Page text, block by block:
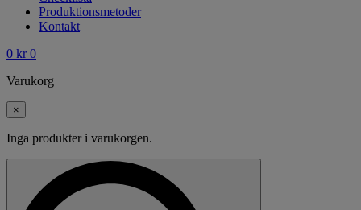
Produktionsmetoder
Kontakt
0 kr 0
Varukorg
×
Inga produkter i varukorgen.